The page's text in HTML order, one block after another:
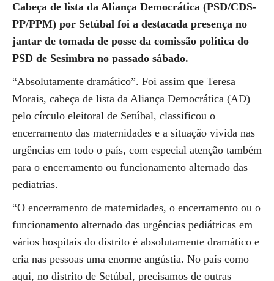
Cabeça de lista da Aliança Democrática (PSD/CDS-
PP/PPM) por Setúbal foi a destacada presença no
jantar de tomada de posse da comissão política do
PSD de Sesimbra no passado sábado.
“Absolutamente dramático”. Foi assim que Teresa
Morais, cabeça de lista da Aliança Democrática (AD)
pelo círculo eleitoral de Setúbal, classificou o
encerramento das maternidades e a situação vivida nas
urgências em todo o país, com especial atenção também
para o encerramento ou funcionamento alternado das
pediatrias.
“O encerramento de maternidades, o encerramento ou o
funcionamento alternado das urgências pediátricas em
vários hospitais do distrito é absolutamente dramático e
cria nas pessoas uma enorme angústia. No país como
aqui, no distrito de Setúbal, precisamos de outras